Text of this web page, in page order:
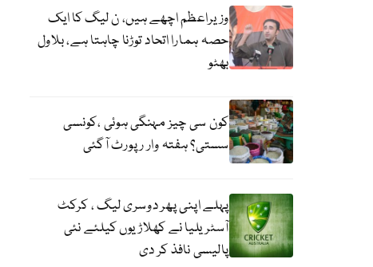
وزیراعظم اچھے ہیں، ن لیگ کا ایک
حصہ ہمارا اتحاد توڑنا چاہتا ہے، بلاول
بھٹو
کون سی چیز مہنگی ہوئی ،کونسی
سستی؟ ہفتہ وار رپورٹ آگئی
پہلے اپنی پھر دوسری لیگ ، کرکٹ
آسٹریلیا نے کھلاڑیوں کیلئے نئی
پالیسی نافذ کر دی